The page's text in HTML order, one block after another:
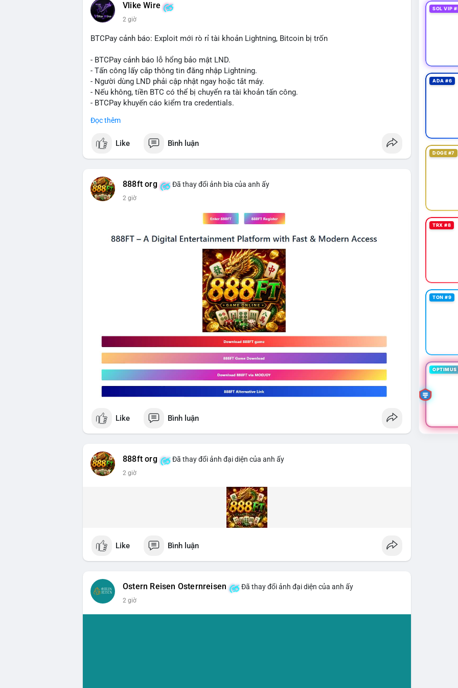
xuất hiện dòng tiền lớn, nhưng chưa đủ để tạo biến động giá mạnh nếu không có thêm các
lệnh chuyển tiếp theo.
Lời khuyên:
định xu hướng rõ ràng hơn. Tránh hành động vội vàng dựa trên một giao dịch đơn lẻ, hãy kết
hợp với khối lượng giao dịch chung và biểu đồ giá để đưa ra quyết định hợp lý.
#289btc #chuyenvilon #giaodichchuaxacnhan #biendongcung
Vlike Wire
2 giờ
BTCPay cảnh báo: Exploit mới rò rỉ tài khoản Lightning, Bitcoin bị trốn
- BTCPay cảnh báo lỗ hổng bảo mật LND.
- Tấn công lấy cắp thông tin đăng nhập Lightning.
- Người dùng LND phải cập nhật ngay hoặc tắt máy.
- Nếu không, tiền BTC có thể bị chuyển ra tài khoản tấn công.
- BTCPay khuyến cáo kiểm tra credentials.
#binancesquare
$btc
📰 Nguồn: CoinDesk
Đọc thêm
Like Bình luận
888ft org Đã thay đổi ảnh bìa của anh ấy
2 giờ
Like Bình luận
888ft org Đã thay đổi ảnh đại diện của anh ấy
2 giờ
Like Bình luận
Ostern Reisen Osternreisen Đã thay đổi ảnh đại diện của anh ấy
2 giờ
SOL VIP
ADA #6
DOGE #7
TRX #8
TON #9
OPTIMUS